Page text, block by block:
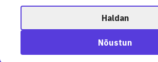
Ametisoovitaja
Haldan
Nõustun